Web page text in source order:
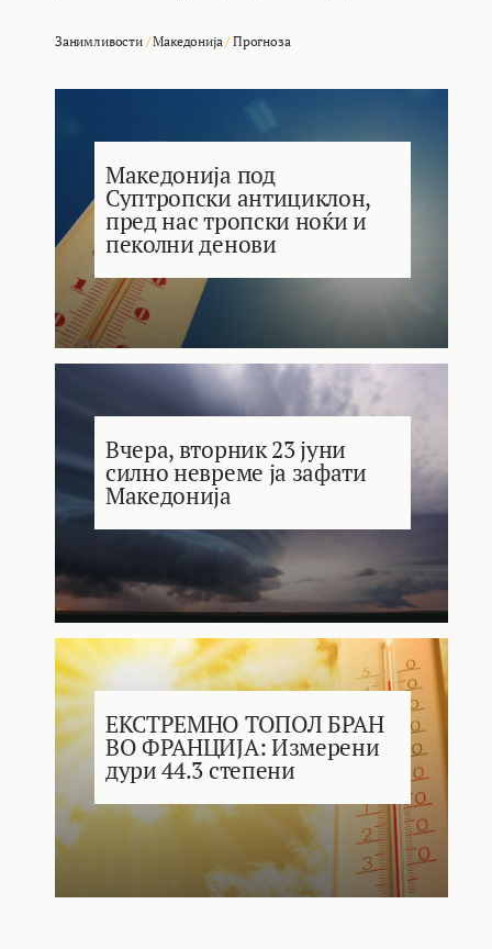
Занимливости/Македонија/Прогноза
Македонија под
Суптропски антициклон,
пред нас тропски ноќи и
пеколни денови
Вчера, вторник 23 јуни
силно невреме ја зафати
Македонија
ЕКСТРЕМНО ТОПОЛ БРАН
ВО ФРАНЦИЈА: Измерени
дури 44.3 степени